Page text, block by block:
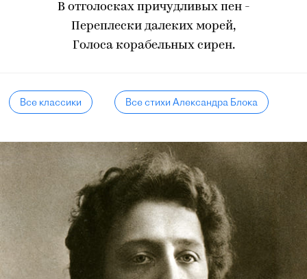
В отголосках причудливых пен -
Переплески далеких морей,
Голоса корабельных сирен.
Все классики Все стихи Александра Блока